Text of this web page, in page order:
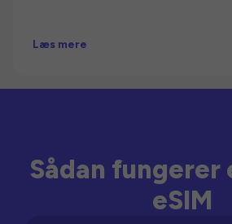
Læs mere
Sådan fungerer
eSIM